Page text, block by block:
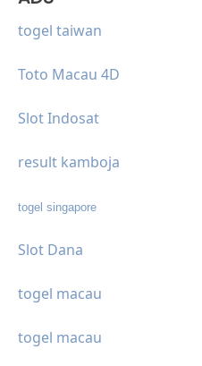
togel taiwan
Toto Macau 4D
Slot Indosat
result kamboja
togel singapore
Slot Dana
togel macau
togel macau